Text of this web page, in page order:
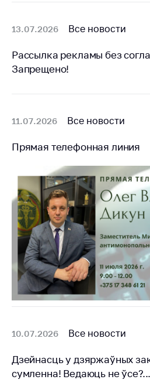
Адрес и режим
Приемная
Пресс-служба
Вышестоящий
государственный
орган
Важное на сайте
Сообщить о росте
цен
Ценообразование
на лекарственные
средства, изделия
медицинского
назначения и
Решение Комиссии
факта нарушения
(отсутствия)
13.07.2026 Все новости
Рассылка рекламы без
Запрещено!
11.07.2026 Все новости
Прямая телефонная линия
10.07.2026 Все новости
Дзейнасць у дзяржаўных
сумленна! Ведаюць не ўсе?...